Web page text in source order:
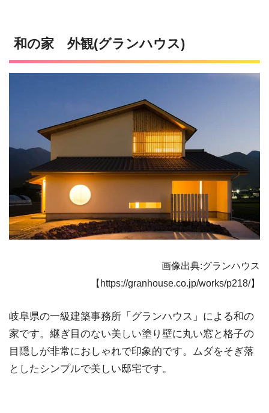
和の家 外観(グランハウス)
画像出典:グランハウス
【https://granhouse.co.jp/works/p218/】
岐阜県の一級建築事務所「グランハウス」による和の
家です。継ぎ目のない美しい塗り壁に丸い窓と格子の
目隠しが非常におしゃれで印象的です。ムダをそぎ落
としたシンプルで美しい邸宅です。